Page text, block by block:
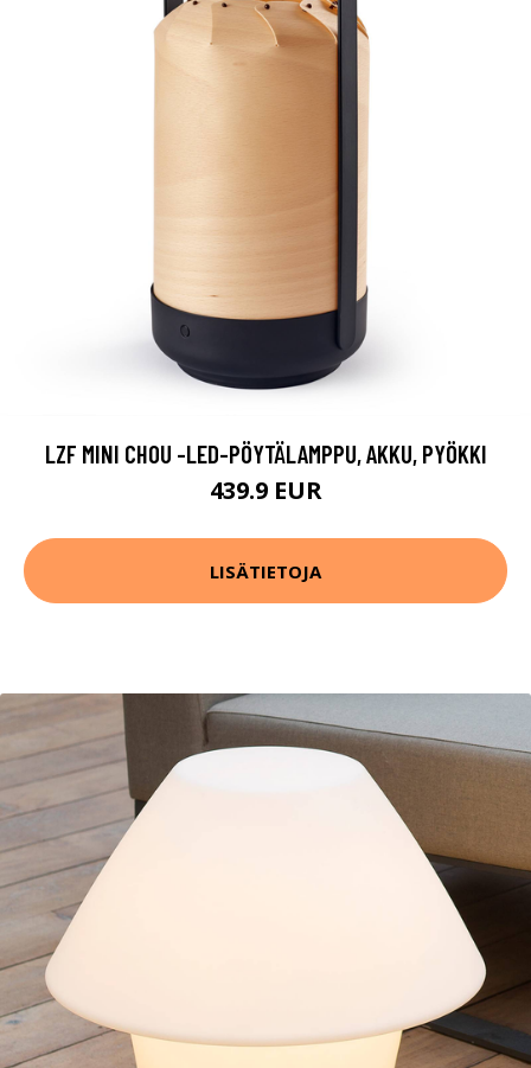
LZF MINI CHOU -LED-PÖYTÄLAMPPU, AKKU, PYÖKKI
439.9 EUR
LISÄTIETOJA